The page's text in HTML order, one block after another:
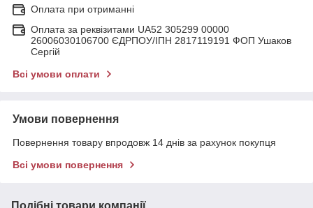
Оплата при отриманні
Оплата за реквізитами UA52 305299 00000
26006030106700 ЄДРПОУ/ІПН 2817119191 ФОП Ушаков
Сергій
Всі умови оплати
Умови повернення
Повернення товару впродовж 14 днів за рахунок покупця
Всі умови повернення
Подібні товари компанії